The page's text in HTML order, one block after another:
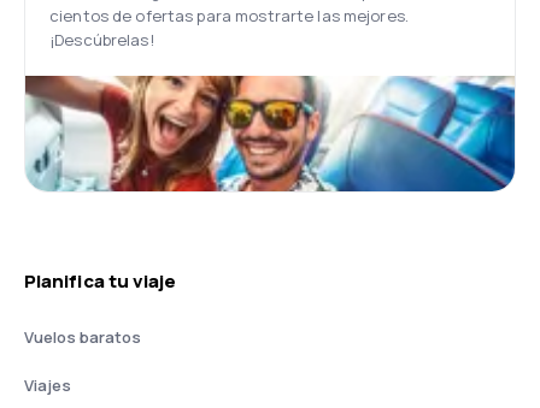
cientos de ofertas para mostrarte las mejores.
¡Descúbrelas!
Planifica tu viaje
Vuelos baratos
Viajes